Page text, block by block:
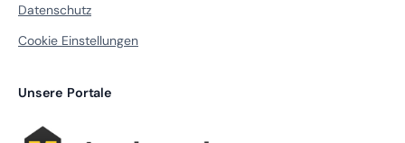
Datenschutz
Cookie Einstellungen
Unsere Portale